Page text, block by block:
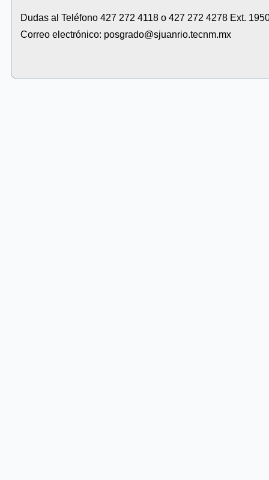
Dudas al Teléfono 427 272 4118 o 427 272 4278 Ext.
Correo electrónico: posgrado@sjuanrio.tecnm.mx